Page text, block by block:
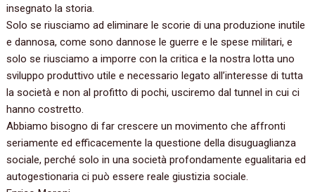
insegnato la storia.
Solo se riusciamo ad eliminare le scorie di una produzione inutile
e dannosa, come sono dannose le guerre e le spese militari, e
solo se riusciamo a imporre con la critica e la nostra lotta uno
sviluppo produttivo utile e necessario legato all’interesse di tutta
la società e non al profitto di pochi, usciremo dal tunnel in cui ci
hanno costretto.
Abbiamo bisogno di far crescere un movimento che affronti
seriamente ed efficacemente la questione della disuguaglianza
sociale, perché solo in una società profondamente egualitaria ed
autogestionaria ci può essere reale giustizia sociale.